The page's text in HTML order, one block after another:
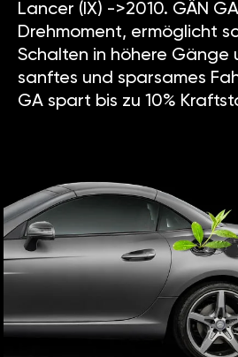
Lancer (IX) ->2010. GÄN
Drehmoment, ermöglicht
Schalten in höhere Gänge
sanftes und sparsames
GA spart bis zu 10%